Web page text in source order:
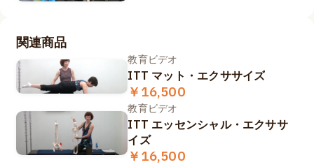
関連商品
教育ビデオ
ITT マット・エクササイズ
￥16,500
教育ビデオ
ITT エッセンシャル・エクササ
イズ
￥16,500